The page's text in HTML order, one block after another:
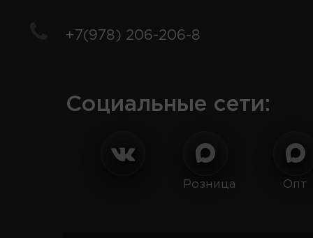
+7(978) 206-206-8
Социальные сети:
Розница Опт